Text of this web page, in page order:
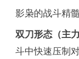
影枭的战斗精
双刀形态（主力
斗中快速压制